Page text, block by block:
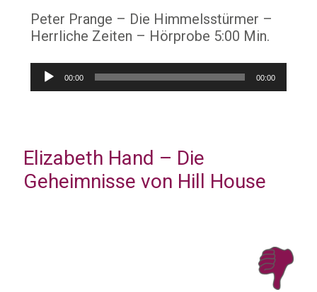
Peter Prange – Die Himmelsstürmer –
Herrliche Zeiten – Hörprobe 5:00 Min.
Audio-
Player
00:00 00:00
Elizabeth Hand – Die
Geheimnisse von Hill House